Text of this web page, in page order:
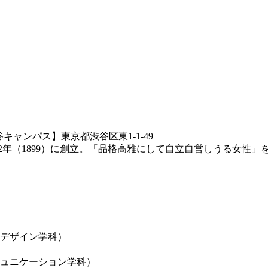
ャンパス】東京都渋谷区東1-1-49
（1899）に創立。「品格高雅にして自立自営しうる女性」
ザイン学科）
ニケーション学科）